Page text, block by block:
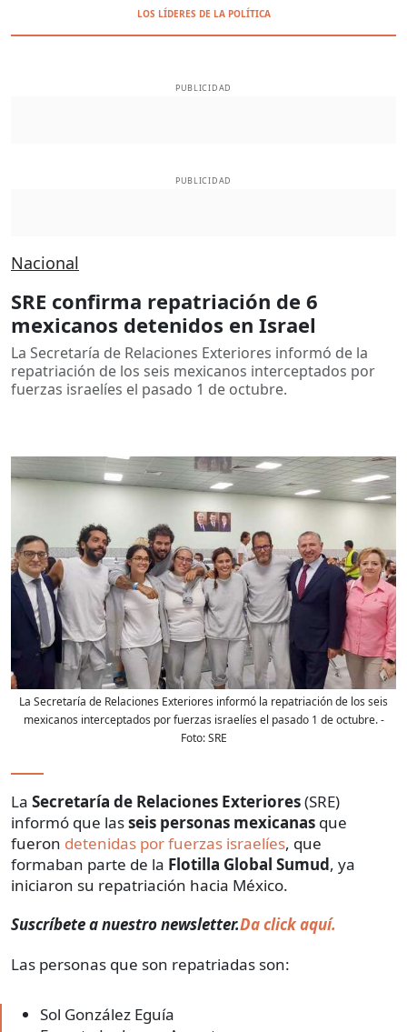
LOS LÍDERES DE LA POLÍTICA
PUBLICIDAD
PUBLICIDAD
Nacional
SRE confirma repatriación de 6
mexicanos detenidos en Israel
La Secretaría de Relaciones Exteriores informó de la
repatriación de los seis mexicanos interceptados por
fuerzas israelíes el pasado 1 de octubre.
La Secretaría de Relaciones Exteriores informó la repatriación de los seis
mexicanos interceptados por fuerzas israelíes el pasado 1 de octubre.-
Foto:SRE
La Secretaría de Relaciones Exteriores(SRE)
informó que lasseis personas mexicanas que
fueron detenidas por fuerzas israelíes, que
formaban parte de la Flotilla Global Sumud, ya
iniciaron su repatriación hacia México.
Suscríbete a nuestro newsletter.Da click aquí.
Las personas que son repatriadas son:
Sol González Eguía